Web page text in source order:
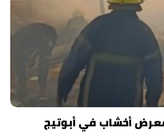
أخشاب في أبوتيج